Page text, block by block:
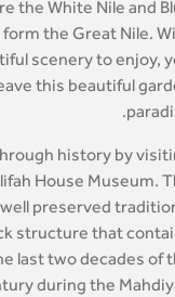
the White Nile and
the Great Nile.
scenery to enjoy,
this beautiful
history by
House Museum.
preserved
structure that
last two decades of
during the